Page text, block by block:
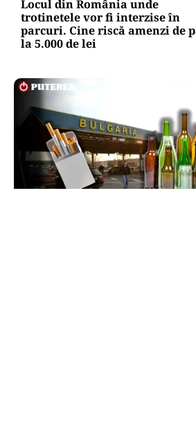
Locul din România unde
trotinetele vor fi interzise în
parcuri. Cine riscă amenzi de
la 5.000 de lei